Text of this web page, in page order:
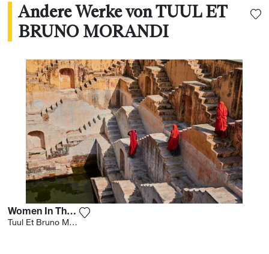
Andere Werke von TUUL ET
BRUNO MORANDI
Women In The Stairs 6
Tuul Et Bruno Morandi